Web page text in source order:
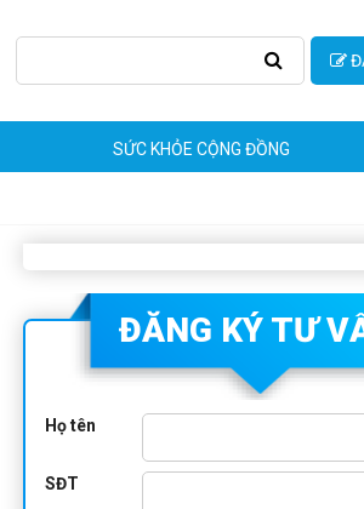
SỨC KHỎE CỘNG ĐỒNG
ĐĂNG KÝ TƯ
Họ tên
SĐT